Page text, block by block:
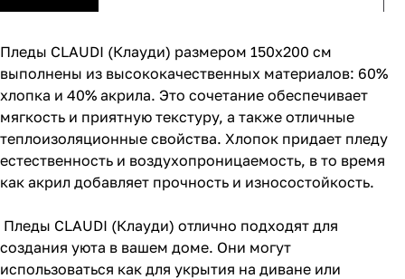
Пледы CLAUDI (Клауди) размером 150x200 см
выполнены из высококачественных материалов: 60%
хлопка и 40% акрила. Это сочетание обеспечивает
мягкость и приятную текстуру, а также отличные
теплоизоляционные свойства. Хлопок придает пледу
естественность и воздухопроницаемость, в то время
как акрил добавляет прочность и износостойкость.
Пледы CLAUDI (Клауди) отлично подходят для
создания уюта в вашем доме. Они могут
использоваться как для укрытия на диване или